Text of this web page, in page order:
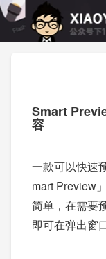
Smart
容
一款可以快速
mart Preview
简单，在需要
即可在弹出窗